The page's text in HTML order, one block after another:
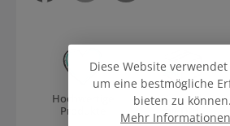
Hochwertige
Produkte
Versand
mit DHL
Diese Website verwendet
um eine bestmögliche
bieten zu können.
Mehr